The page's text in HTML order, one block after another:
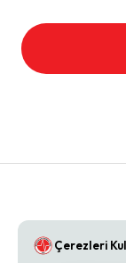
Çerezleri